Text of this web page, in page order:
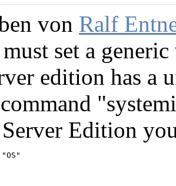
von Ralf
set a
edition has a
Edition